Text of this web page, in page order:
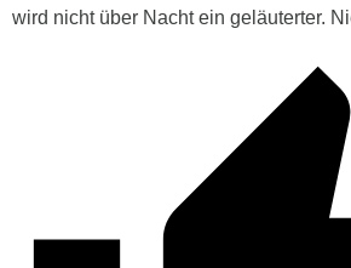
wird nicht über Nacht ein geläuterter.